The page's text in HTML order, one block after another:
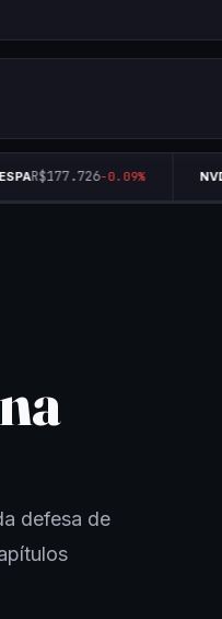
R$177.726-0.09%
defesa de